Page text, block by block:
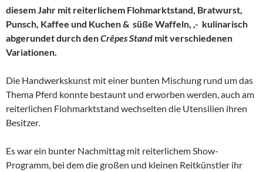
diesem Jahr mit reiterlichem Flohmarktstand, Bratwurst,
Punsch, Kaffee und Kuchen & süße Waffeln, ,- kulinarisch
abgerundet durch denCrêpes Stand mit verschiedenen
Variationen.
Die Handwerkskunst mit einer bunten Mischung rund um das
Thema Pferd konnte bestaunt und erworben werden, auch am
reiterlichen Flohmarktstand wechselten die Utensilien ihren
Besitzer.
Es war ein bunter Nachmittag mit reiterlichem Show-
Programm, bei dem die großen und kleinen Reitkünstler ihr